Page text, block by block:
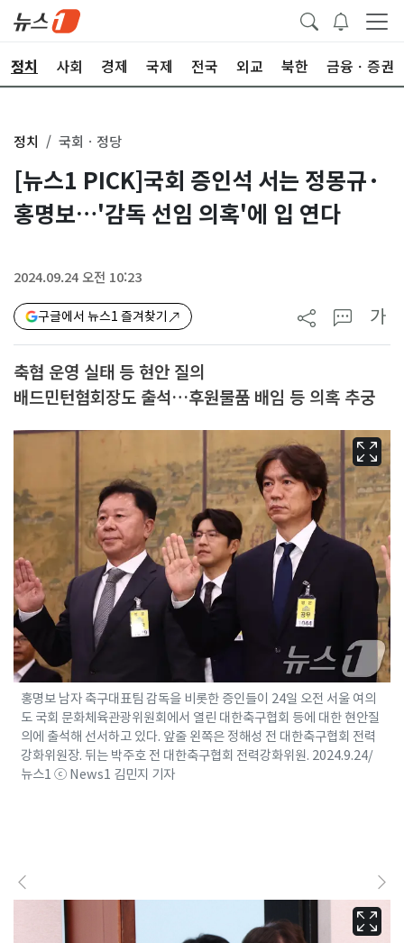
정치 사회 경제 국제 전국 외교 북한 금융ㆍ증권
정치 국회ㆍ정당
[뉴스1 PICK]국회 증인석 서는 정몽규·
홍명보…'감독 선임 의혹'에 입 연다
2024.09.24 오전 10:23
구글에서 뉴스1 즐겨찾기 가
축협 운영 실태 등 현안 질의
배드민턴협회장도 출석…후원물품 배임 등 의혹 추궁
홍명보 남자 축구대표팀 감독을 비롯한 증인들이 24일 오전 서울 여의
도 국회 문화체육관광위원회에서 열린 대한축구협회 등에 대한 현안질
의에 출석해 선서하고 있다. 앞줄 왼쪽은 정해성 전 대한축구협회 전력
강화위원장. 뒤는 박주호 전 대한축구협회 전력강화위원. 2024.9.24/
뉴스1 ⓒ News1 김민지 기자